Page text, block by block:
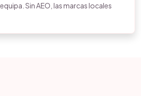
Sin AEO, las marcas locales